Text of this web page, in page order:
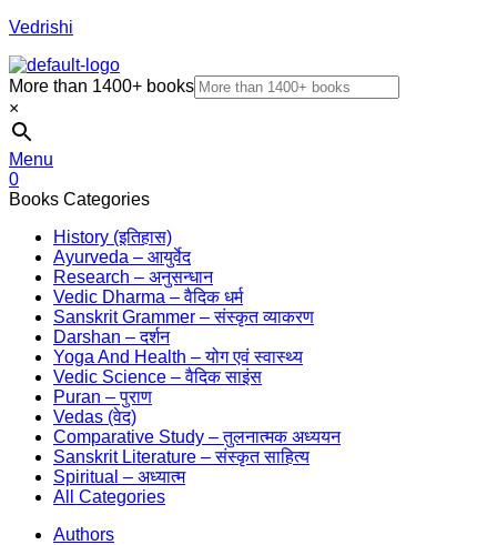
Vedrishi
More than 1400+ books
×
Menu
0
Books Categories
History (इतिहास)
Ayurveda – आयुर्वेद
Research – अनुसन्धान
Vedic Dharma – वैदिक धर्म
Sanskrit Grammer – संस्कृत व्याकरण
Darshan – दर्शन
Yoga And Health – योग एवं स्वास्थ्य
Vedic Science – वैदिक साइंस
Puran – पुराण
Vedas (वेद)
Comparative Study – तुलनात्मक अध्ययन
Sanskrit Literature – संस्कृत साहित्य
Spiritual – अध्यात्म
All Categories
Authors